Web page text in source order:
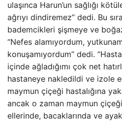
ulaşınca Harun’un sağlığı
ağrıyı dindiremez” dedi. Bu
bademcikleri şişmeye ve
“Nefes alamıyordum,
konuşamıyordum” dedi.
içinde ağladığımı çok net
hastaneye nakledildi ve izole
maymun çiçeği hastalığına
ancak o zaman maymun
ellerinde, bacaklarında ve